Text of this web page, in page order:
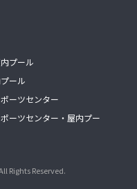
だし、官公庁等から法
容を提供することがあ
は任意です。
て
利、同情報の訂正または
プール
ール
ーツセンター
ーツセンター・屋内プー
Rights Reserved.